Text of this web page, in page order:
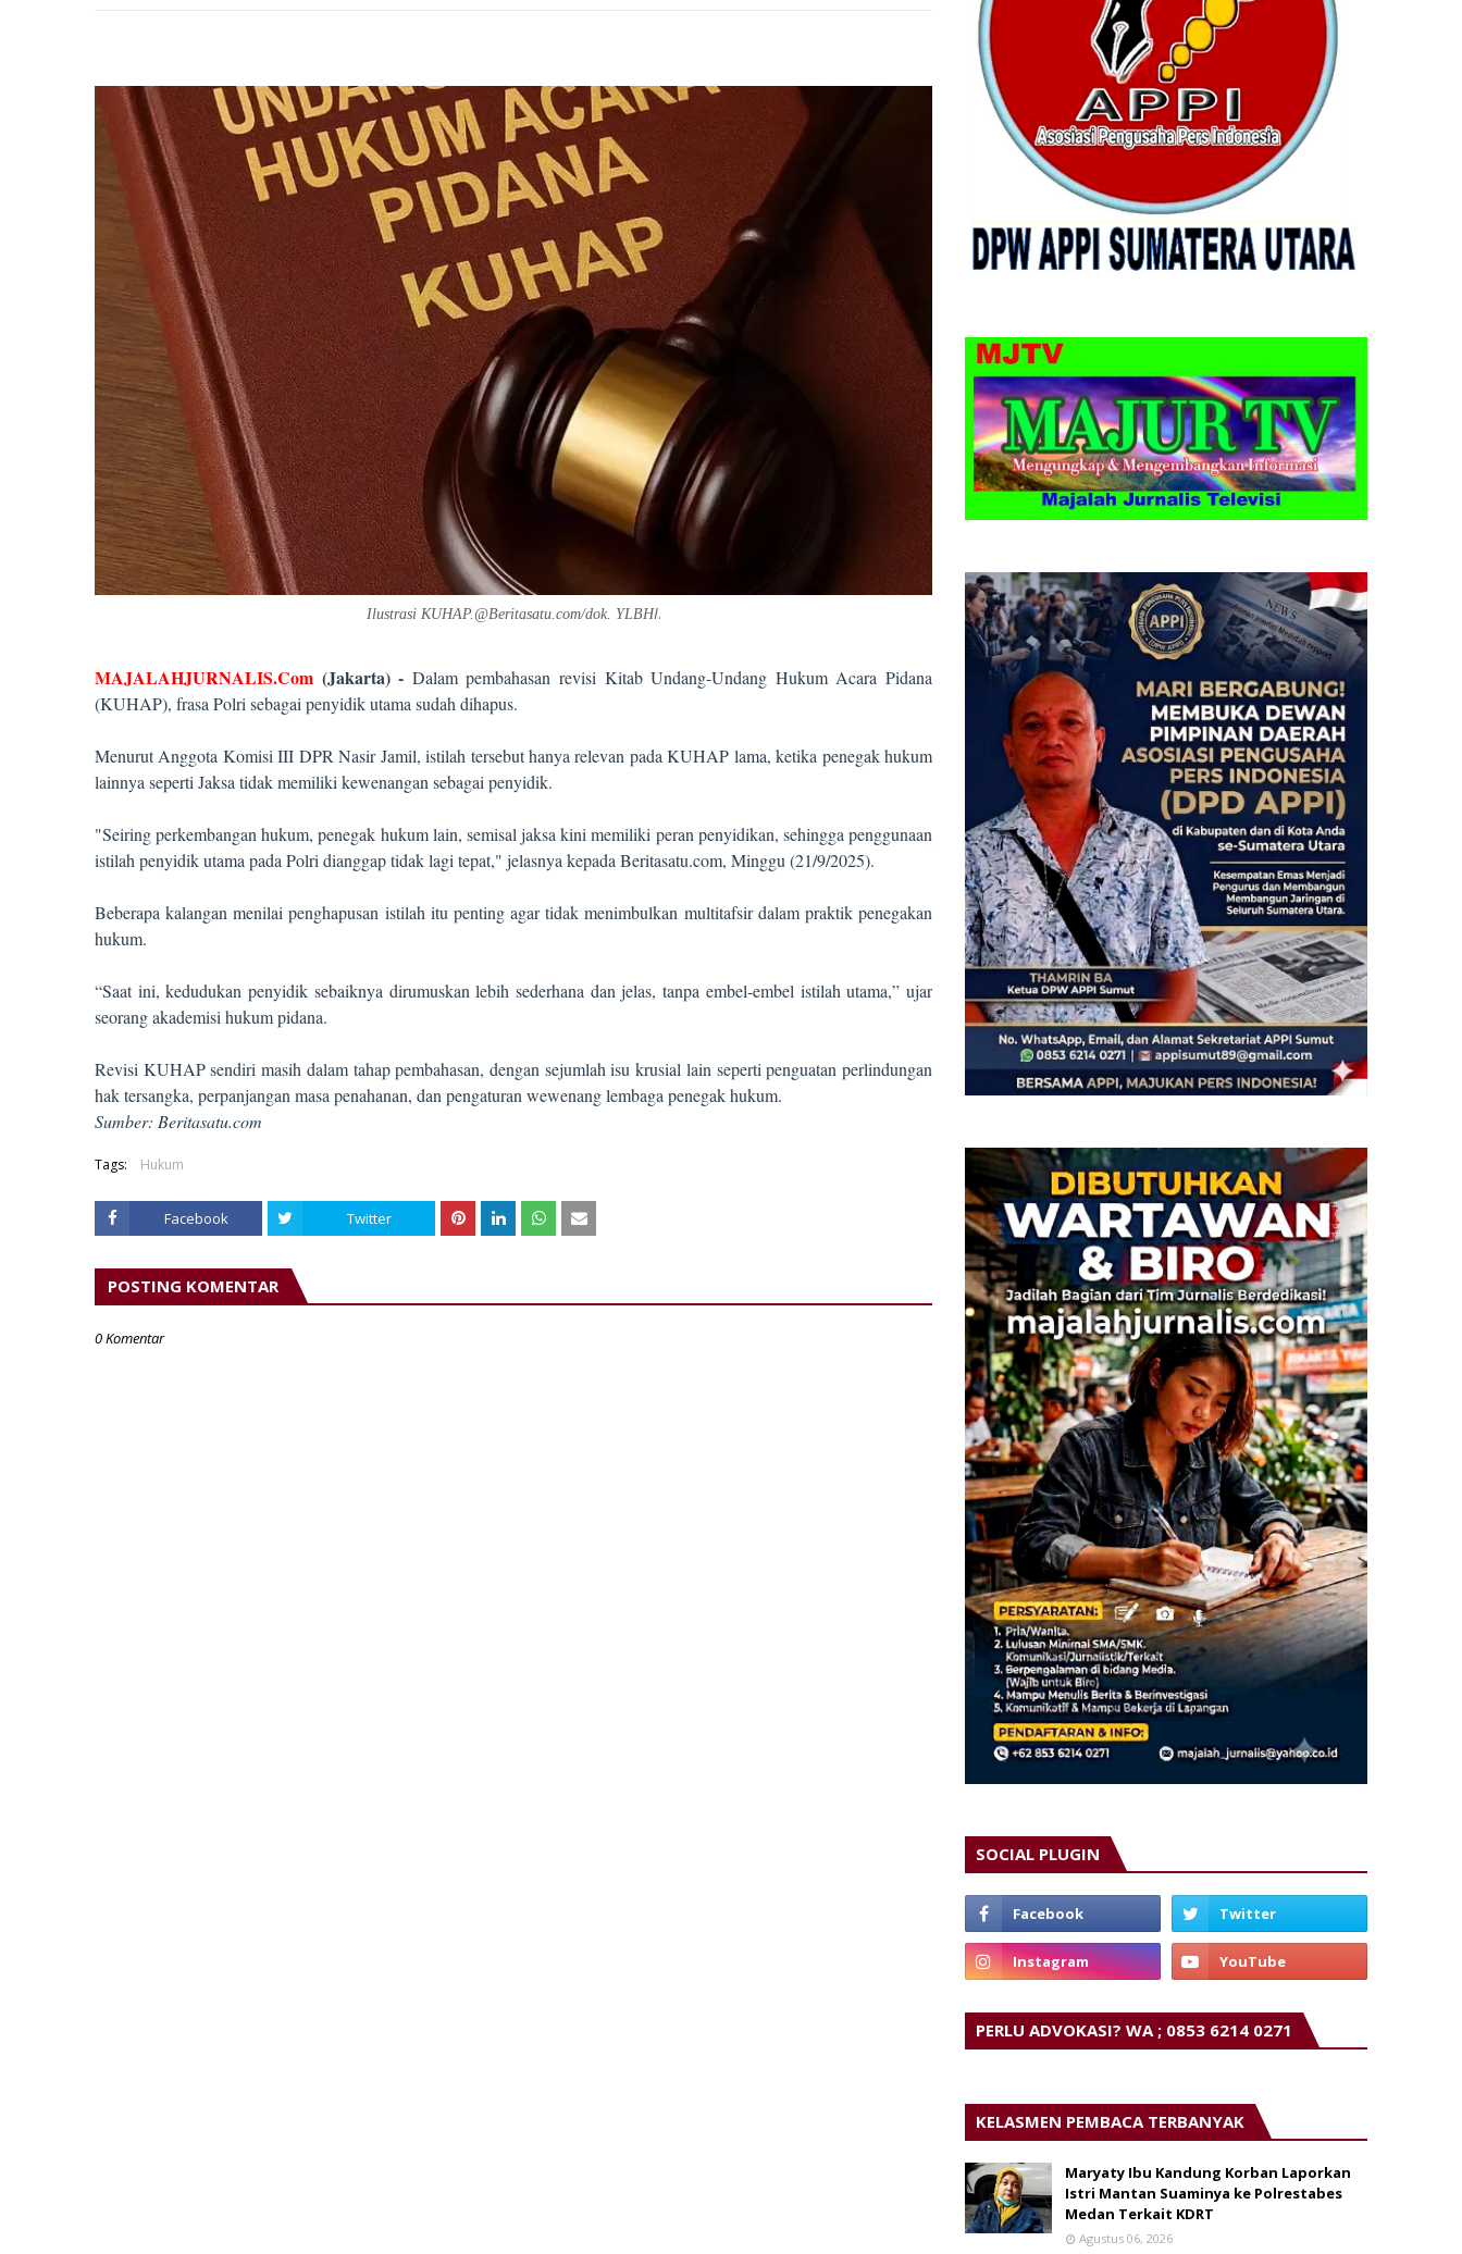
Ilustrasi KUHAP.@Beritasatu.com/dok. YLBHI.
MAJALAHJURNALIS.Com (Jakarta)- Dalam pembahasan revisi Kitab Undang-Undang Hukum Acara Pidana
(KUHAP), frasa Polri sebagai penyidik utama sudah dihapus.
Menurut Anggota Komisi III DPR Nasir Jamil, istilah tersebut hanya relevan pada KUHAP lama, ketika penegak hukum
lainnya seperti Jaksa tidak memiliki kewenangan sebagai penyidik.
"Seiring perkembangan hukum, penegak hukum lain, semisal jaksa kini memiliki peran penyidikan, sehingga penggunaan
istilah penyidik utama pada Polri dianggap tidak lagi tepat," jelasnya kepada Beritasatu.com, Minggu (21/9/2025).
Beberapa kalangan menilai penghapusan istilah itu penting agar tidak menimbulkan multitafsir dalam praktik penegakan
hukum.
“Saat ini, kedudukan penyidik sebaiknya dirumuskan lebih sederhana dan jelas, tanpa embel-embel istilah utama,” ujar
seorang akademisi hukum pidana.
Revisi KUHAP sendiri masih dalam tahap pembahasan, dengan sejumlah isu krusial lain seperti penguatan perlindungan
hak tersangka, perpanjangan masa penahanan, dan pengaturan wewenang lembaga penegak hukum.
Sumber: Beritasatu.com
Tags: Hukum
Facebook Twitter
POSTING KOMENTAR
0 Komentar
SOCIAL PLUGIN
PERLU ADVOKASI? WA ; 0853 6214 0271
KELASMEN PEMBACA TERBANYAK
Maryaty Ibu Kandung Korban Laporkan
Istri Mantan Suaminya ke Polrestabes
Medan Terkait KDRT
Agustus 06, 2026